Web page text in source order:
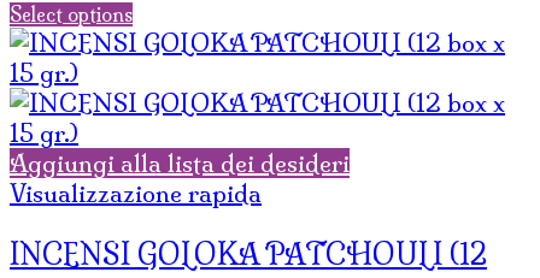
Select options
Aggiungi alla lista dei desideri
Visualizzazione rapida
INCENSI GOLOKA PATCHOULI (12